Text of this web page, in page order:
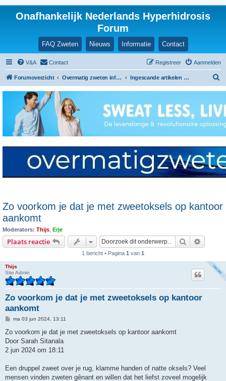
Onafhankelijk Nederlands Hyperhidrosis
Forum
FAQ Zweten Nieuws Informatie Contact
V&A Contact Aanmelden
Registreer
Forumoverzicht Overmatig zweten informatie en ervaringen Ingescande artikelen en nieuwsberichten
k
Zo voorkom je dat je met zweetoksels op kantoor
aankomt
Moderators: Thijs Erje
Plaats reactie Zoek
1 bericht • Pagina 1 van 1
Thijs
Site Admin
Zo voorkom je dat je met zweetoksels op kantoor
aankomt
B
r
c
h
t
ma 03 jun 2024, 13:11
Zo voorkom je dat je met zweetoksels op kantoor aankomt
Door Sarah Sitanala
2 jun 2024 om 18:11
Een druppel zweet over je rug, klamme handen of natte oksels? Veel
mensen vinden zweten gênant en willen dat het liefst zoveel mogelijk